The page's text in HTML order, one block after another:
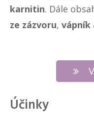
karnitin. Dále
ze zázvoru, vápník
Účinky